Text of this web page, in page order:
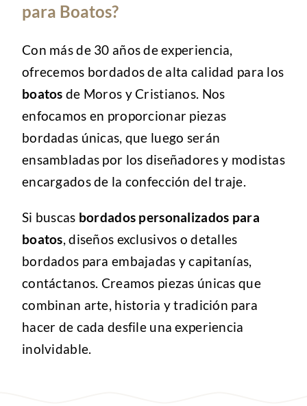
para Boatos?
Con más de 30 años de experiencia,
ofrecemos bordados de alta calidad para los
boatos de Moros y Cristianos. Nos
enfocamos en proporcionar piezas
bordadas únicas, que luego serán
ensambladas por los diseñadores y modistas
encargados de la confección del traje.
Si buscas bordados personalizados para
boatos, diseños exclusivos o detalles
bordados para embajadas y capitanías,
contáctanos. Creamos piezas únicas que
combinan arte, historia y tradición para
hacer de cada desfile una experiencia
inolvidable.